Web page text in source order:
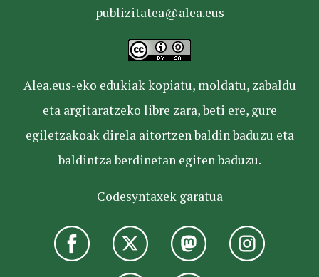
publizitatea@alea.eus
Alea.eus-eko edukiak kopiatu, moldatu, zabaldu
eta argitaratzeko libre zara, beti ere, gure
egiletzakoak direla aitortzen baldin baduzu eta
baldintza berdinetan egiten baduzu.
Codesyntaxek garatua